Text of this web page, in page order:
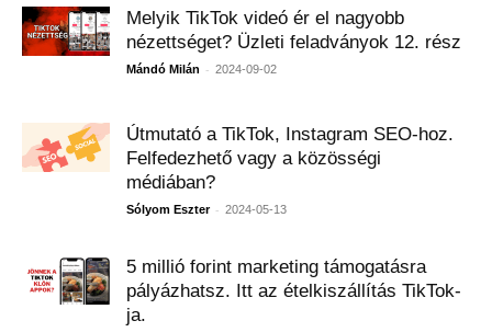
Melyik TikTok videó ér el nagyobb
nézettséget? Üzleti feladványok 12. rész
Mándó Milán - 2024-09-02
Útmutató a TikTok, Instagram SEO-hoz.
Felfedezhető vagy a közösségi
médiában?
Sólyom Eszter - 2024-05-13
5 millió forint marketing támogatásra
pályázhatsz. Itt az ételkiszállítás TikTok-
ja.